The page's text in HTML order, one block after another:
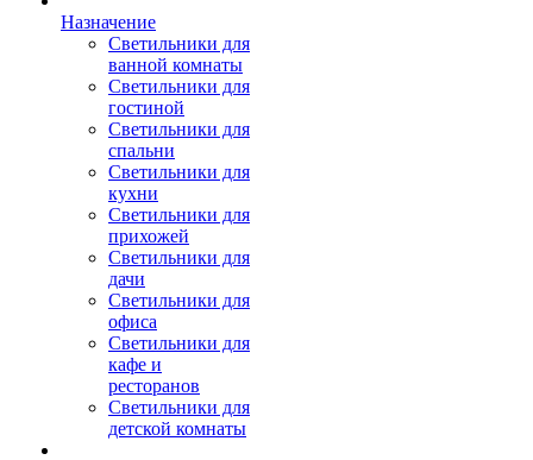
Назначение
Светильники для
ванной комнаты
Светильники для
гостиной
Светильники для
спальни
Светильники для
кухни
Светильники для
прихожей
Светильники для
дачи
Светильники для
офиса
Светильники для
кафе и
ресторанов
Светильники для
детской комнаты